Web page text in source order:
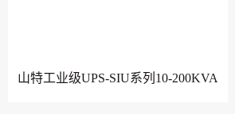
山特工业级UPS-SIU系列10-200KVA